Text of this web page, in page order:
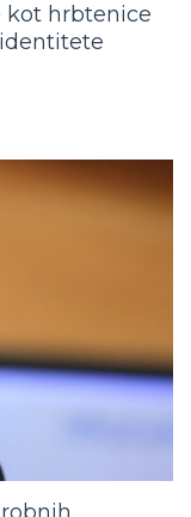
kot hrbtenice